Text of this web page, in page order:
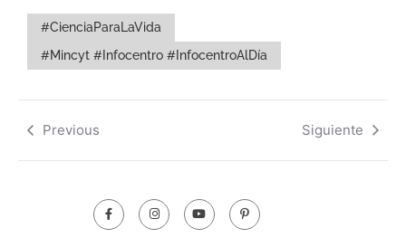
#CienciaParaLaVida
#Mincyt #Infocentro #InfocentroAlDía
Previous Siguiente